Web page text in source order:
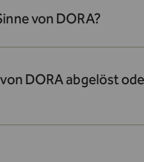
von DORA?
DORA abgelöst